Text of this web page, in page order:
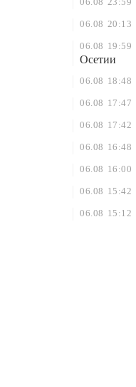
06.08 20:13
06.08 19:59
Осетии
06.08 18:48
06.08 17:47
06.08 17:42
06.08 16:48
06.08 16:00
06.08 15:42
06.08 15:12